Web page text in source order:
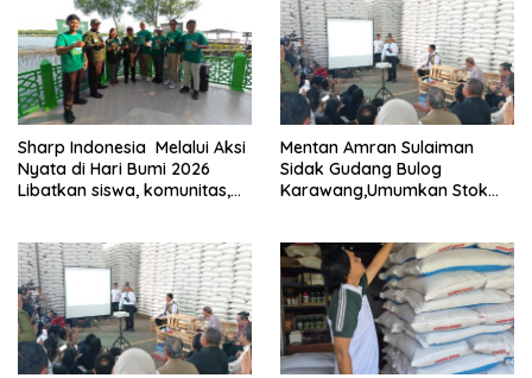
Sharp Indonesia Melalui Aksi
Nyata di Hari Bumi 2026
Libatkan siswa, komunitas,
Mentan Amran Sulaiman
Sidak Gudang Bulog
Karawang,Umumkan Stok